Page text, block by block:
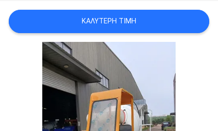
ΚΑΛΎΤΕΡΗ ΤΙΜΉ